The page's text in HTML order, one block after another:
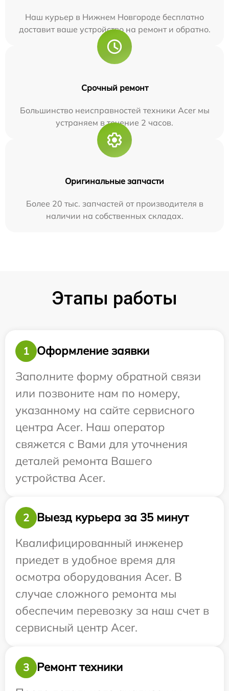
Наш курьер в Нижнем Новгороде бесплатно
доставит ваше устройство на ремонт и обратно.
Срочный ремонт
Большинство неисправностей техники Acer мы
устраняем в течение 2 часов.
Оригинальные запчасти
Более 20 тыс. запчастей от производителя в
наличии на собственных складах.
Этапы работы
1
Оформление заявки
Заполните форму обратной связи
или позвоните нам по номеру,
указанному на сайте сервисного
центра Acer. Наш оператор
свяжется с Вами для уточнения
деталей ремонта Вашего
устройства Acer.
2
Выезд курьера за 35 минут
Квалифицированный инженер
приедет в удобное время для
осмотра оборудования Acer. В
случае сложного ремонта мы
обеспечим перевозку за наш счет в
сервисный центр Acer.
3
Ремонт техники